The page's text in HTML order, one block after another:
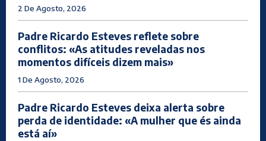
2 De Agosto, 2026
Padre Ricardo Esteves reflete sobre
conflitos: «As atitudes reveladas nos
momentos difíceis dizem mais»
1 De Agosto, 2026
Padre Ricardo Esteves deixa alerta sobre
perda de identidade: «A mulher que és ainda
está aí»